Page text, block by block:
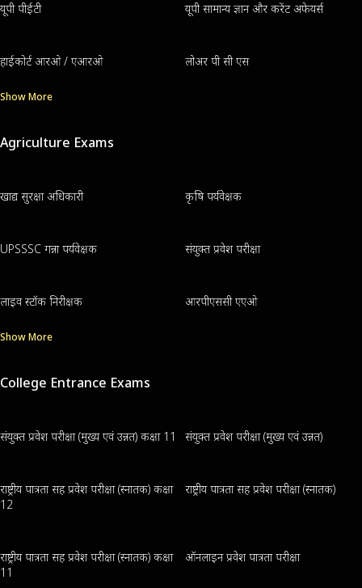
यूपी पीईटी यूपी सामान्य ज्ञान और करेंट अफेयर्स
हाईकोर्ट आरओ / एआरओ लोअर पी सी एस
Show More
Agriculture Exams
खाद्य सुरक्षा अधिकारी कृषि पर्यवेक्षक
UPSSSC गन्ना पर्यवेक्षक संयुक्त प्रवेश परीक्षा
लाइव स्टॉक निरीक्षक आरपीएससी एएओ
Show More
College Entrance Exams
संयुक्त प्रवेश परीक्षा (मुख्य एवं उन्नत) कक्षा 11 संयुक्त प्रवेश परीक्षा (मुख्य एवं उन्नत)
राष्ट्रीय पात्रता सह प्रवेश परीक्षा (स्नातक) कक्षा
12
राष्ट्रीय पात्रता सह प्रवेश परीक्षा (स्नातक)
राष्ट्रीय पात्रता सह प्रवेश परीक्षा (स्नातक) कक्षा
11
ऑनलाइन प्रवेश पात्रता परीक्षा